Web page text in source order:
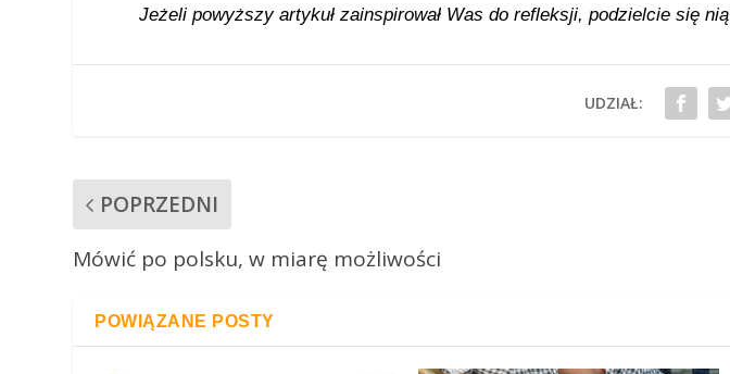
Jeżeli powyższy artykuł zainspirował Was do refleksji, podzielcie się nią
UDZIAŁ:
POPRZEDNI
Mówić po polsku, w miarę możliwości
POWIĄZANE POSTY